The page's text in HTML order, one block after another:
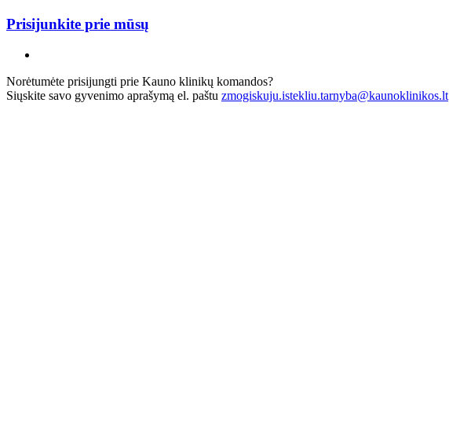
Prisijunkite prie mūsų
Norėtumėte prisijungti prie Kauno klinikų komandos?
Siųskite savo gyvenimo aprašymą el. paštu zmogiskuju.istekliu.tarnyba@kaunoklinikos.lt